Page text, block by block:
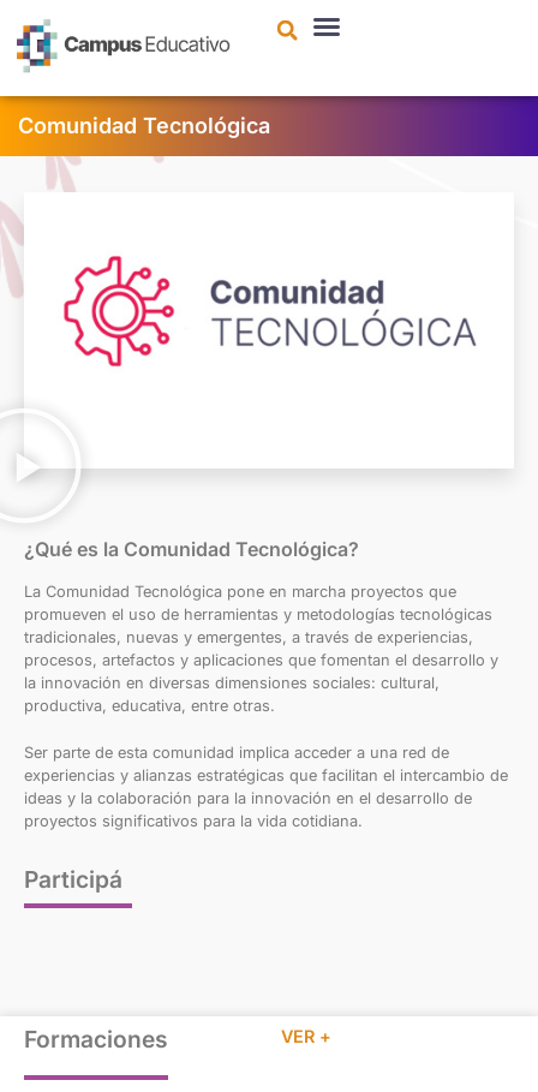
Comunidad Tecnológica
¿Qué es la Comunidad Tecnológica?
La Comunidad Tecnológica pone en marcha proyectos que
promueven el uso de herramientas y metodologías tecnológicas
tradicionales, nuevas y emergentes, a través de experiencias,
procesos, artefactos y aplicaciones que fomentan el desarrollo y
la innovación en diversas dimensiones sociales: cultural,
productiva, educativa, entre otras.
Ser parte de esta comunidad implica acceder a una red de
experiencias y alianzas estratégicas que facilitan el intercambio de
ideas y la colaboración para la innovación en el desarrollo de
proyectos significativos para la vida cotidiana.
Participá
Formaciones VER +